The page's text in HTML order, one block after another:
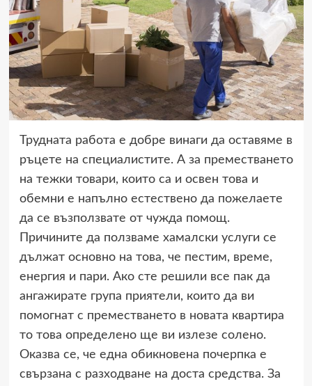
Трудната работа е добре винаги да оставяме в
ръцете на специалистите. А за преместването
на тежки товари, които са и освен това и
обемни е напълно естествено да пожелаете
да се възползвате от чужда помощ.
Причините да ползваме хамалски услуги се
дължат основно на това, че пестим, време,
енергия и пари. Ако сте решили все пак да
ангажирате група приятели, които да ви
помогнат с преместването в новата квартира
то това определено ще ви излезе солено.
Оказва се, че една обикновена почерпка е
свързана с разходване на доста средства. За